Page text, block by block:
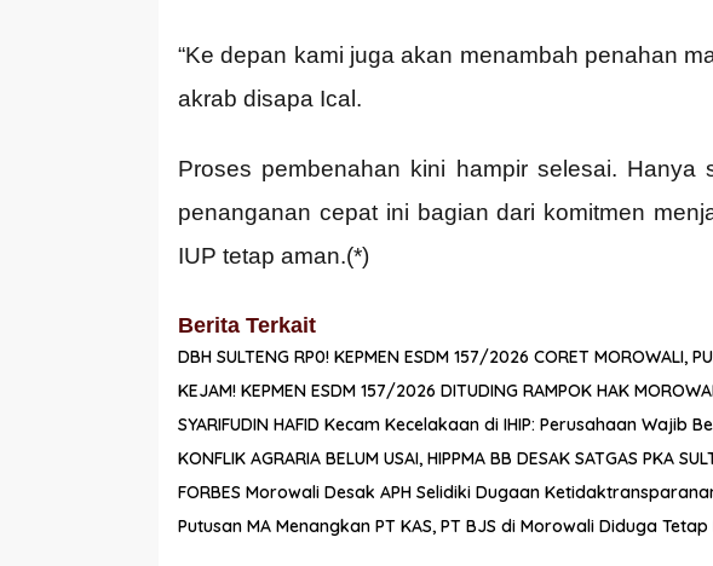
“Ke depan kami juga akan menambah penahan
akrab disapa Ical.
Proses pembenahan kini hampir selesai.
penanganan cepat ini bagian dari komitmen
IUP tetap aman.(*)
Berita Terkait
DBH SULTENG RP0! KEPMEN ESDM 157/2026 CORET MOROWALI,
KEJAM! KEPMEN ESDM 157/2026 DITUDING RAMPOK HAK
SYARIFUDIN HAFID Kecam Kecelakaan di IHIP: Perusahaan
KONFLIK AGRARIA BELUM USAI, HIPPMA BB DESAK SATGAS PKA
FORBES Morowali Desak APH Selidiki Dugaan
Putusan MA Menangkan PT KAS, PT BJS di Morowali Diduga